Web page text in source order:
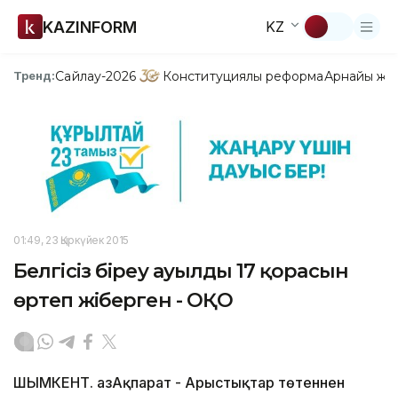
KAZINFORM KZ
Тренд:Сайлау-2026 Конституциялық реформаАрнайы
01:49, 23 Қыркүйек 2015
Белгісіз біреу ауылдың 17 қорасын
өртеп жіберген - ОҚО
ШЫМКЕНТ. ҚазАқпарат - Арыстықтар төтеннен